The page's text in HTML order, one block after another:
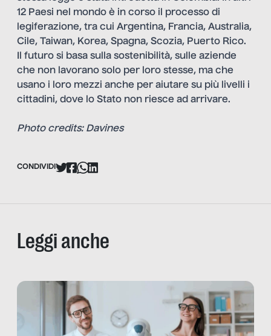
12 Paesi nel mondo è in corso il processo di
legiferazione, tra cui Argentina, Francia, Australia,
Cile, Taiwan, Korea, Spagna, Scozia, Puerto Rico.
Il futuro si basa sulla sostenibilità, sulle aziende
che non lavorano solo per loro stesse, ma che
usano i loro mezzi anche per aiutare su più livelli i
cittadini, dove lo Stato non riesce ad arrivare.
Photo credits: Davines
CONDIVIDI
Leggi anche